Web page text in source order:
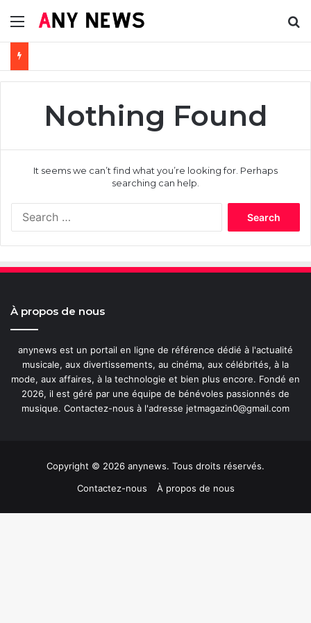
Menu
Nothing Found
It seems we can’t find what you’re looking for. Perhaps
searching can help.
À propos de nous
anynews est un portail en ligne de référence dédié à l'actualité
musicale, aux divertissements, au cinéma, aux célébrités, à la
mode, aux affaires, à la technologie et bien plus encore. Fondé en
2026, il est géré par une équipe de bénévoles passionnés de
musique. Contactez-nous à l'adresse jetmagazin0@gmail.com
Copyright © 2026 anynews. Tous droits réservés.
Contactez-nous
À propos de nous